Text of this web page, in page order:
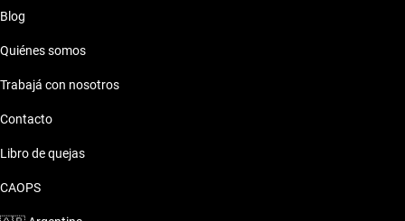
Blog
Quiénes somos
Trabajá con nosotros
Contacto
Libro de quejas
CAOPS